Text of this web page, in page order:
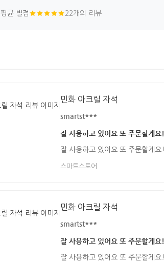
평균 별점 22개의 리뷰
민화 아크릴 자석
smartst***
잘 사용하고 있어요 또 주문할게요!
잘 사용하고 있어요 또 주문할게요!
스마트스토어
민화 아크릴 자석
smartst***
잘 사용하고 있어요 또 주문할게요!
잘 사용하고 있어요 또 주문할게요!